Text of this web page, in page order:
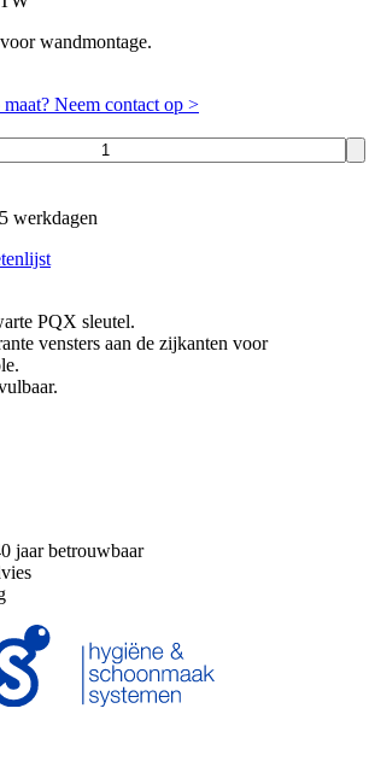
wandmontage.
Neem contact op >
werkdagen
PQX sleutel.
vensters aan de zijkanten voor
jaar betrouwbaar